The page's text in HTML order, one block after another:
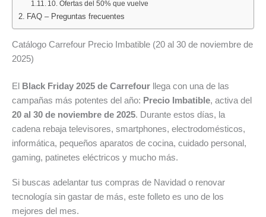
10. Ofertas del 50% que vuelve
FAQ – Preguntas frecuentes
Catálogo Carrefour Precio Imbatible (20 al 30 de noviembre de
2025)
El Black Friday 2025 de Carrefour llega con una de las
campañas más potentes del año: Precio Imbatible, activa del
20 al 30 de noviembre de 2025. Durante estos días, la
cadena rebaja televisores, smartphones, electrodomésticos,
informática, pequeños aparatos de cocina, cuidado personal,
gaming, patinetes eléctricos y mucho más.
Si buscas adelantar tus compras de Navidad o renovar
tecnología sin gastar de más, este folleto es uno de los
mejores del mes.
de
la
y
%
en
la
segunda
unidad
más
10
de
agosto
un
de
descuento